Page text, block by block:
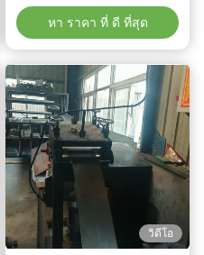
แรงงานปานกลาง
หา ราคา ที่ ดี ที่สุด
วิดีโอ